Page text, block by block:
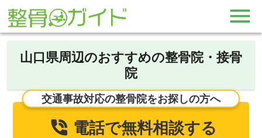
山口県周辺のおすすめの整骨院・接骨
院
交通事故対応の整骨院をお探しの方へ
電話で無料相談する